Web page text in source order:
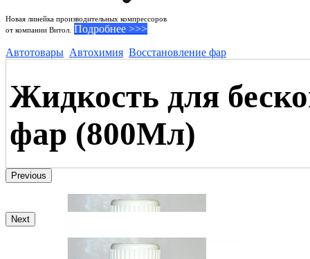
Новая линейка производительных компрессоров
от компании Витол.
Подробнее >>>
Автотовары Автохимия Восстановление фар
Жидкость для
фар (800Мл)